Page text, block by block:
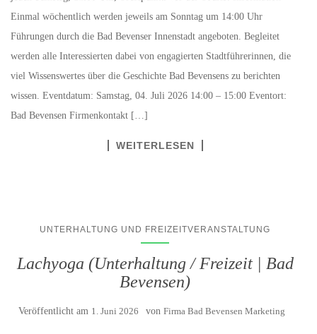
Einmal wöchentlich werden jeweils am Sonntag um 14:00 Uhr
Führungen durch die Bad Bevenser Innenstadt angeboten. Begleitet
werden alle Interessierten dabei von engagierten Stadtführerinnen, die
viel Wissenswertes über die Geschichte Bad Bevensens zu berichten
wissen. Eventdatum: Samstag, 04. Juli 2026 14:00 – 15:00 Eventort:
Bad Bevensen Firmenkontakt […]
WEITERLESEN
UNTERHALTUNG UND FREIZEITVERANSTALTUNG
Lachyoga (Unterhaltung / Freizeit | Bad
Bevensen)
Veröffentlicht am 1. Juni 2026 von Firma Bad Bevensen Marketing